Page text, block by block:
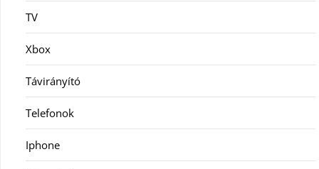
TV
Xbox
Távirányító
Telefonok
Iphone